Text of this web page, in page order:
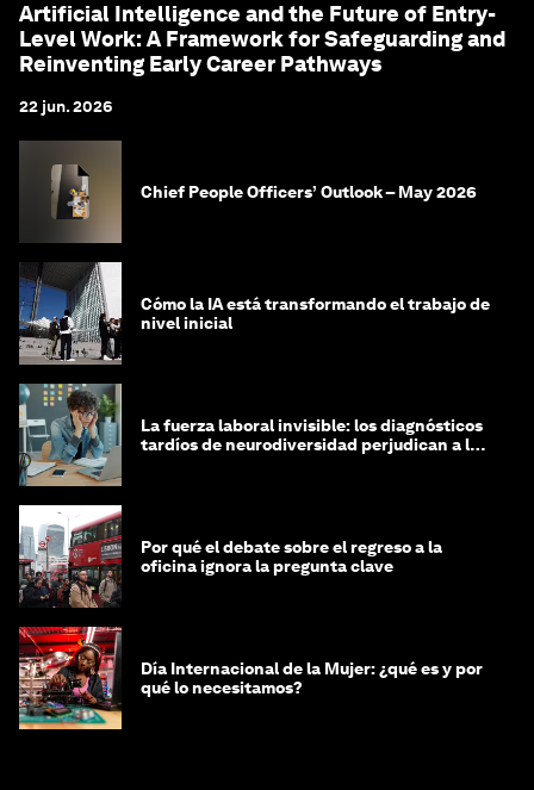
Artificial Intelligence and the Future of Entry-
Level Work: A Framework for Safeguarding and
Reinventing Early Career Pathways
22 jun. 2026
Chief People Officers’ Outlook – May 2026
Cómo la IA está transformando el trabajo de
nivel inicial
La fuerza laboral invisible: los diagnósticos
tardíos de neurodiversidad perjudican a las
Por qué el debate sobre el regreso a la
oficina ignora la pregunta clave
Día Internacional de la Mujer: ¿qué es y por
qué lo necesitamos?